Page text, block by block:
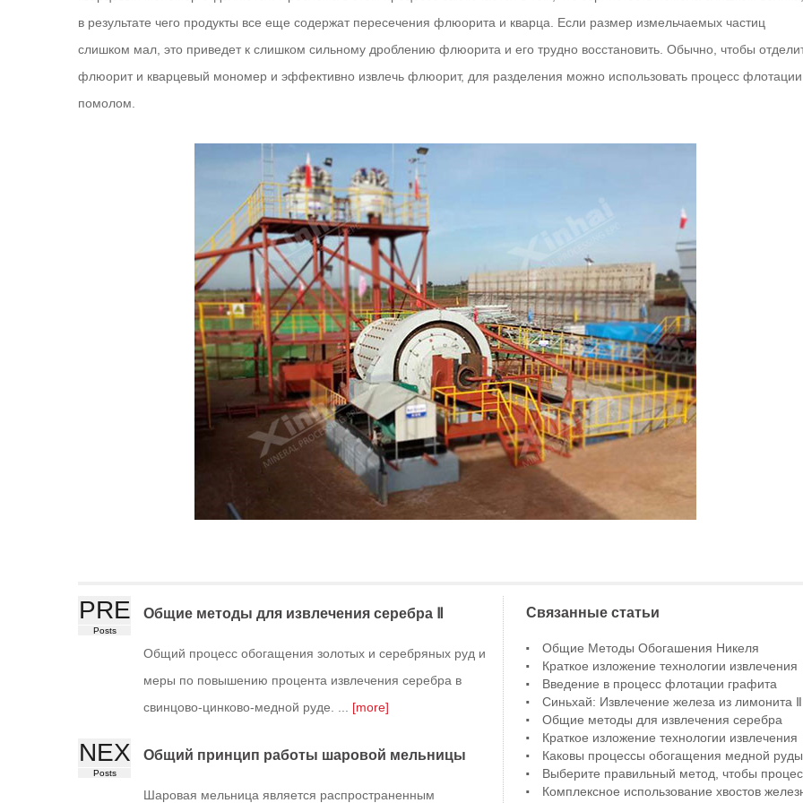
в результате чего продукты все еще содержат пересечения флюорита и кварца. Если размер измельчаемых частиц
слишком мал, это приведет к слишком сильному дроблению флюорита и его трудно восстановить. Обычно, чтобы
флюорит и кварцевый мономер и эффективно извлечь флюорит, для разделения можно использовать процесс
помолом.
PRE
Posts
Общие методы для извлечения серебра Ⅱ
Общий процесс обогащения золотых и серебряных руд и
меры по повышению процента извлечения серебра в
свинцово-цинково-медной руде. ...
[more]
NEX
Posts
Общий принцип работы шаровой мельницы
Шаровая мельница является распространенным
Связанные статьи
Общие Методы Обогашения Никеля
Краткое изложение технологии извлечения
Введение в процесс флотации графита
Синьхай: Извлечение железа из лимонита Ⅱ
Общие методы для извлечения серебра
Краткое изложение технологии извлечения
Каковы процессы обогащения медной
Выберите правильный метод, чтобы
Комплексное использование хвостов